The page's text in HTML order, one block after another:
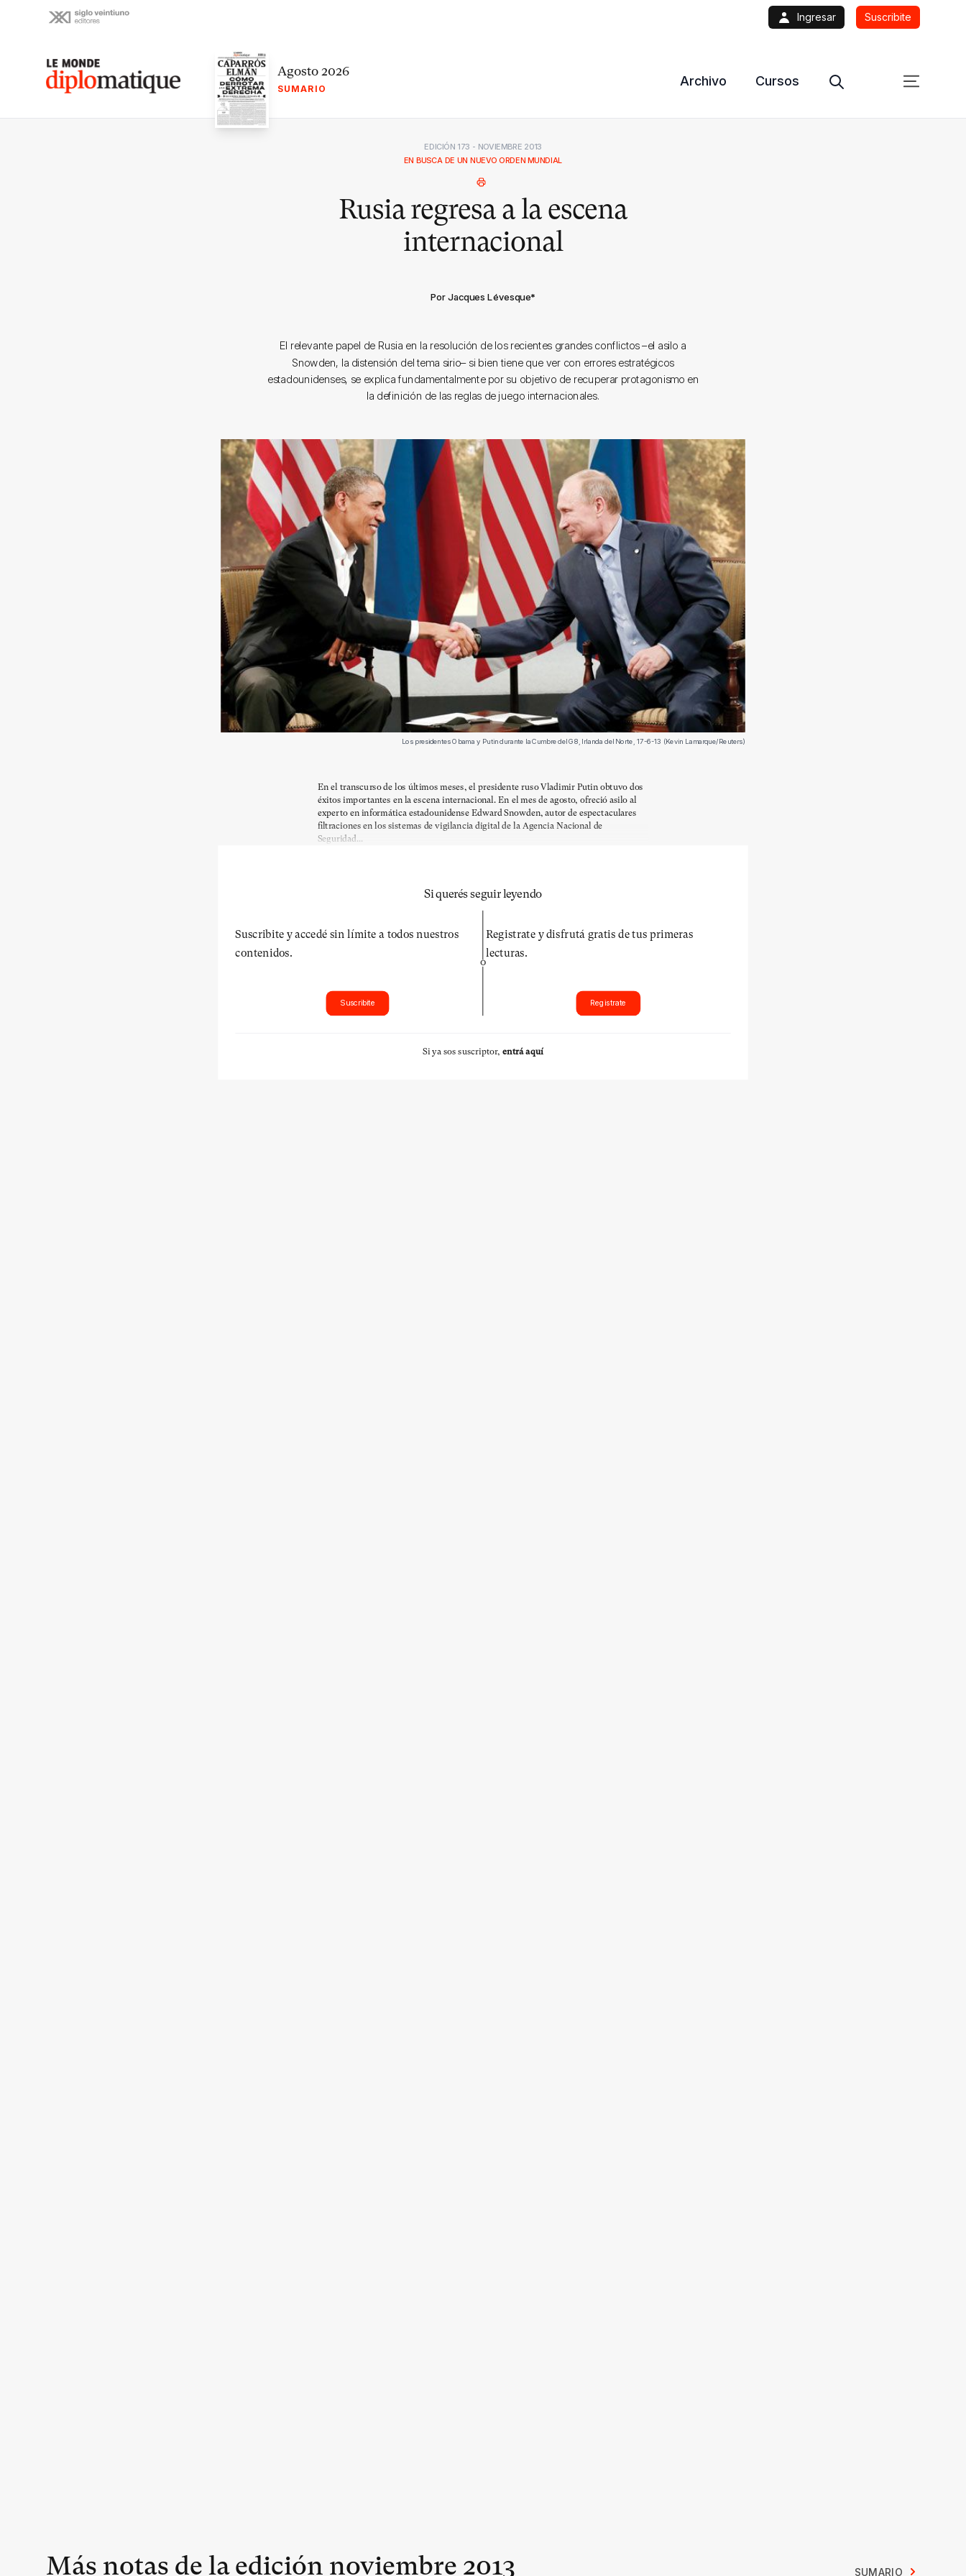
Ingresar Suscribite
Le monde diplomatique Agosto 2026
SUMARIO
Archivo Cursos
EDICIÓN 173 - NOVIEMBRE 2013
EN BUSCA DE UN NUEVO ORDEN MUNDIAL
Rusia regresa a la escena
internacional
Por Jacques Lévesque*
El relevante papel de Rusia en la resolución de los recientes grandes conflictos –el asilo a
Snowden, la distensión del tema sirio– si bien tiene que ver con errores estratégicos
estadounidenses, se explica fundamentalmente por su objetivo de recuperar protagonismo en
la definición de las reglas de juego internacionales.
Los presidentes Obama y Putin durante la Cumbre del G8, Irlanda del Norte, 17-6-13 (Kevin Lamarque/Reuters)
En el transcurso de los últimos meses, el presidente ruso Vladimir Putin obtuvo dos
éxitos importantes en la escena internacional. En el mes de agosto, ofreció asilo al
experto en informática estadounidense Edward Snowden, autor de espectaculares
filtraciones en los sistemas de vigilancia digital de la Agencia Nacional de
Seguridad...
Si querés seguir leyendo
Suscribite y accedé sin límite a todos nuestros
contenidos.
Suscribite
O
Registrate y disfrutá gratis de tus primeras
lecturas.
Registrate
Si ya sos suscriptor, entrá aquí
Más notas de la edición noviembre 2013 SUMARIO